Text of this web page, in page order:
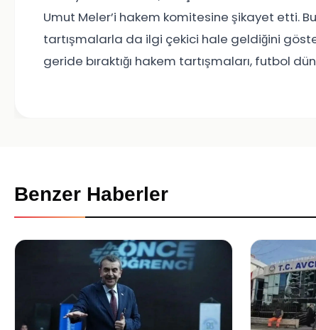
Umut Meler’i hakem komitesine şikayet etti.
tartışmalarla da ilgi çekici hale geldiğini
geride bıraktığı hakem tartışmaları, futbol
Benzer Haberler